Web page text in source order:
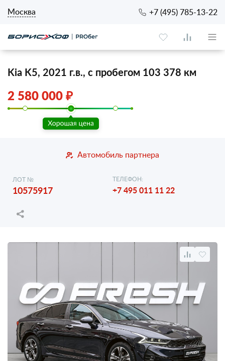
Москва +7 (495) 785-13-22
Kia K5, 2021 г.в., с пробегом 103 378 км
2 580 000 ₽
Автомобиль партнера
ЛОТ №
10575917
ТЕЛЕФОН:
+7 495 011 11 22